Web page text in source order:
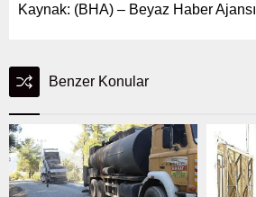
Kaynak: (BHA) – Beyaz Haber Ajansı
Benzer Konular